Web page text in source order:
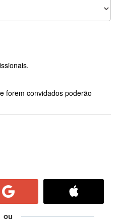
forem convidados poderão
ou